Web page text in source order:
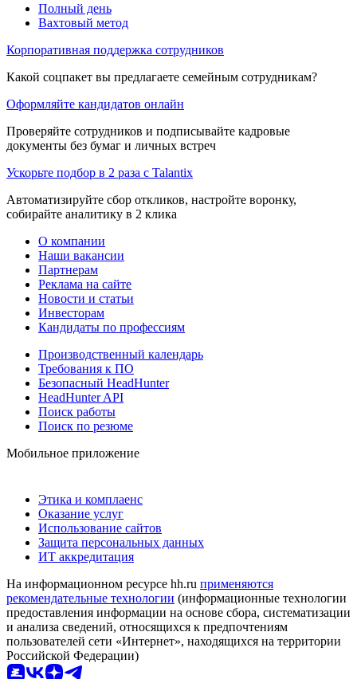
Полный день
Вахтовый метод
Корпоративная поддержка сотрудников
Какой соцпакет вы предлагаете семейным сотрудникам?
Оформляйте кандидатов онлайн
Проверяйте сотрудников и подписывайте кадровые
документы без бумаг и личных встреч
Ускорьте подбор в 2 раза с Talantix
Автоматизируйте сбор откликов, настройте воронку,
собирайте аналитику в 2 клика
О компании
Наши вакансии
Партнерам
Реклама на сайте
Новости и статьи
Инвесторам
Кандидаты по профессиям
Производственный календарь
Требования к ПО
Безопасный HeadHunter
HeadHunter API
Поиск работы
Поиск по резюме
Мобильное приложение
Этика и комплаенс
Оказание услуг
Использование сайтов
Защита персональных данных
ИТ аккредитация
На информационном ресурсе hh.ru применяются
рекомендательные технологии (информационные технологии
предоставления информации на основе сбора, систематизации
и анализа сведений, относящихся к предпочтениям
пользователей сети «Интернет», находящихся на территории
Российской Федерации)